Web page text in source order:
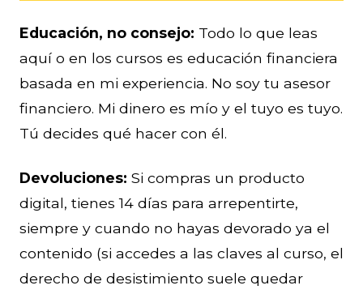
Educación, no consejo: Todo lo que leas
aquí o en los cursos es educación financiera
basada en mi experiencia. No soy tu asesor
financiero. Mi dinero es mío y el tuyo es tuyo.
Tú decides qué hacer con él.
Devoluciones: Si compras un producto
digital, tienes 14 días para arrepentirte,
siempre y cuando no hayas devorado ya el
contenido (si accedes a las claves al curso, el
derecho de desistimiento suele quedar